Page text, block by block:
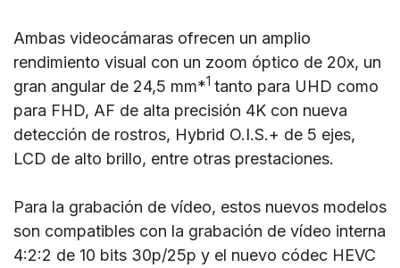
Ambas videocámaras ofrecen un amplio
rendimiento visual con un zoom óptico de 20x, un
gran angular de 24,5 mm*1 tanto para UHD como
para FHD, AF de alta precisión 4K con nueva
detección de rostros, Hybrid O.I.S.+ de 5 ejes,
LCD de alto brillo, entre otras prestaciones.
Para la grabación de vídeo, estos nuevos modelos
son compatibles con la grabación de vídeo interna
4:2:2 de 10 bits 30p/25p y el nuevo códec HEVC